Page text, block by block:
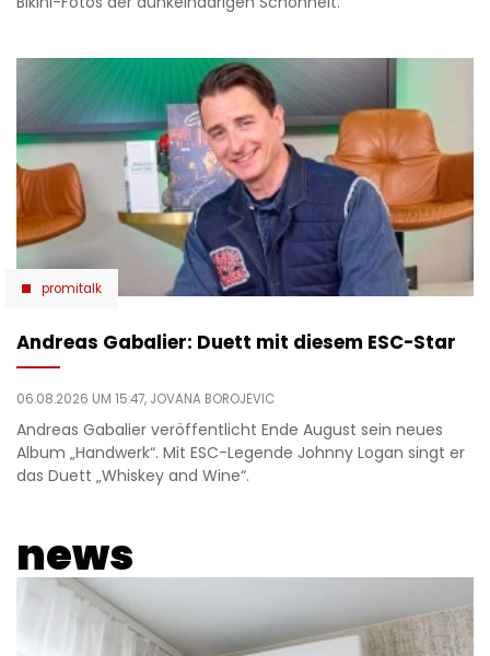
promitalk
Andreas Gabalier: Duett mit diesem ESC-Star
06.08.2026 UM 15:47, JOVANA BOROJEVIC
Andreas Gabalier veröffentlicht Ende August sein neues
Album „Handwerk“. Mit ESC-Legende Johnny Logan singt er
das Duett „Whiskey and Wine“.
news